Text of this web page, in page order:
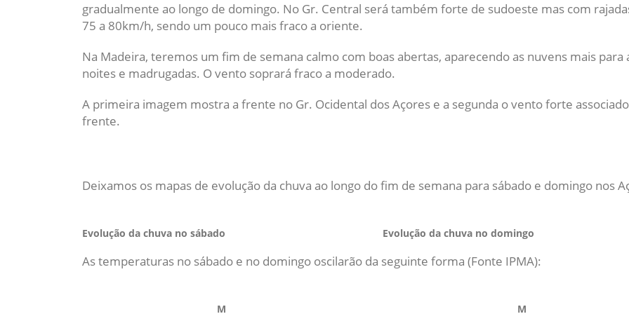
gradualmente ao longo de domingo. No Gr. Central será também forte de sudoeste mas com
75 a 80km/h, sendo um pouco mais fraco a oriente.
Na Madeira, teremos um fim de semana calmo com boas abertas, aparecendo as nuvens mais para
noites e madrugadas. O vento soprará fraco a moderado.
A primeira imagem mostra a frente no Gr. Ocidental dos Açores e a segunda o vento forte
frente.
Deixamos os mapas de evolução da chuva ao longo do fim de semana para sábado e domingo nos
Evolução da chuva no sábado Evolução da chuva no domingo
As temperaturas no sábado e no domingo oscilarão da seguinte forma (Fonte IPMA):
M
M